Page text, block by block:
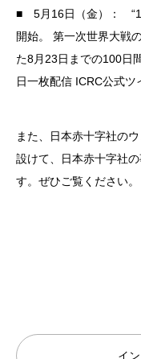
■ 5月16日（金）：
開始。
第一次世界大戦
た8月23日までの100日
日一枚配信 ICRC公式ツ
また、日本赤十字社の
設けて、日本赤十字社
す。ぜひご覧ください。
イ